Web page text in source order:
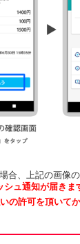
合、上記の画像
ュ通知が届きま
の許可を頂いてか